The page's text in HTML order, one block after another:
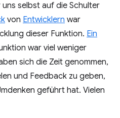
selbst auf die Schulter
von Entwicklern war
dieser Funktion. Ein
war viel weniger
sich die Zeit genommen,
und Feedback zu geben,
geführt hat. Vielen